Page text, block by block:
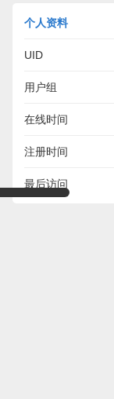
个人资料
UID
用户组
在线时间
注册时间
最后访问